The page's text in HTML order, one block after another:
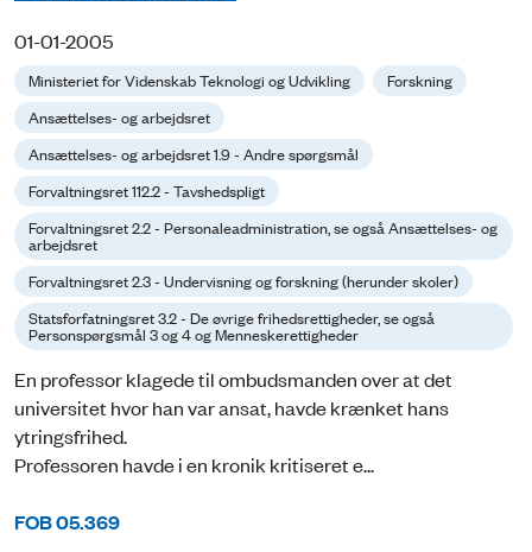
01-01-2005
Ministeriet for Videnskab Teknologi og Udvikling
Forskning
Ansættelses- og arbejdsret
Ansættelses- og arbejdsret 1.9 - Andre spørgsmål
Forvaltningsret 112.2 - Tavshedspligt
Forvaltningsret 2.2 - Personaleadministration, se også Ansættelses- og
arbejdsret
Forvaltningsret 2.3 - Undervisning og forskning (herunder skoler)
Statsforfatningsret 3.2 - De øvrige frihedsrettigheder, se også
Personspørgsmål 3 og 4 og Menneskerettigheder
En professor klagede til ombudsmanden over at det
universitet hvor han var ansat, havde krænket hans
ytringsfrihed.
Professoren havde i en kronik kritiseret e...
FOB 05.369